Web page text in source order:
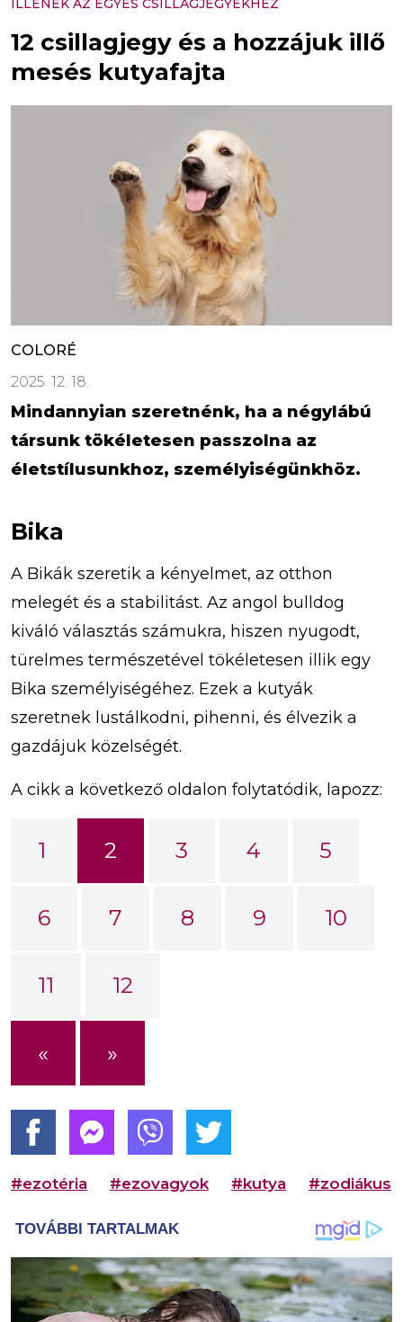
ILLENEK AZ EGYES CSILLAGJEGYEKHEZ
12 csillagjegy és a hozzájuk illő
mesés kutyafajta
COLORÉ
2025. 12. 18.
Mindannyian szeretnénk, ha a négylábú
társunk tökéletesen passzolna az
életstílusunkhoz, személyiségünkhöz.
Bika
A Bikák szeretik a kényelmet, az otthon
melegét és a stabilitást. Az angol bulldog
kiváló választás számukra, hiszen nyugodt,
türelmes természetével tökéletesen illik egy
Bika személyiségéhez. Ezek a kutyák
szeretnek lustálkodni, pihenni, és élvezik a
gazdájuk közelségét.
A cikk a következő oldalon folytatódik, lapozz:
1 2 3 4 5
6 7 8 9 10
11 12
« »
#ezotéria #ezovagyok #kutya #zodiákus